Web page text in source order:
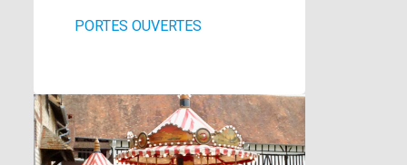
PORTES OUVERTES